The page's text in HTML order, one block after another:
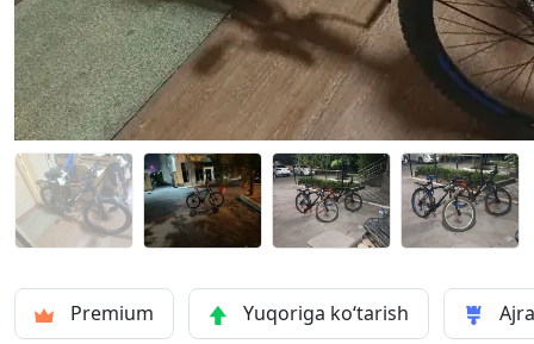
Premium Yuqoriga ko‘tarish